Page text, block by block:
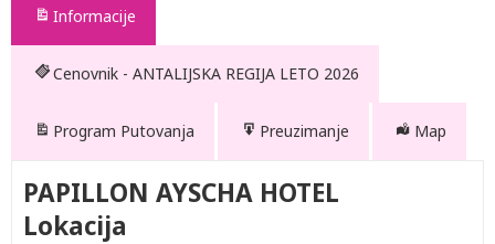
Informacije
Cenovnik - ANTALIJSKA REGIJA LETO 2026
Program Putovanja Preuzimanje Map
PAPILLON AYSCHA HOTEL
Lokacija